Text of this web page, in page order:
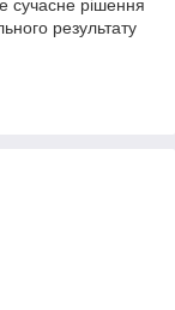
сучасне рішення
результату